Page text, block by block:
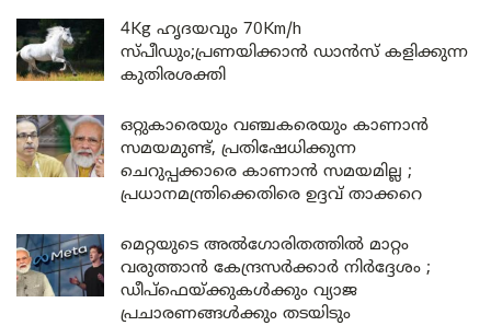
4Kg ഹൃദയവും 70Km/h
സ്പീഡും;പ്രണയിക്കാൻ ഡാൻസ് കളിക്കുന്ന
കുതിരശക്തി
ഒറ്റുകാരെയും വഞ്ചകരെയും കാണാൻ
സമയമുണ്ട്, പ്രതിഷേധിക്കുന്ന
ചെറുപ്പക്കാരെ കാണാൻ സമയമില്ല ;
പ്രധാനമന്ത്രിക്കെതിരെ ഉദ്ദവ് താക്കറെ
മെറ്റയുടെ അൽഗോരിതത്തിൽ മാറ്റം
വരുത്താൻ കേന്ദ്രസർക്കാർ നിർദ്ദേശം ;
ഡീപ്‌ഫെയ്ക്കുകൾക്കും വ്യാജ
പ്രചാരണങ്ങൾക്കും തടയിടും